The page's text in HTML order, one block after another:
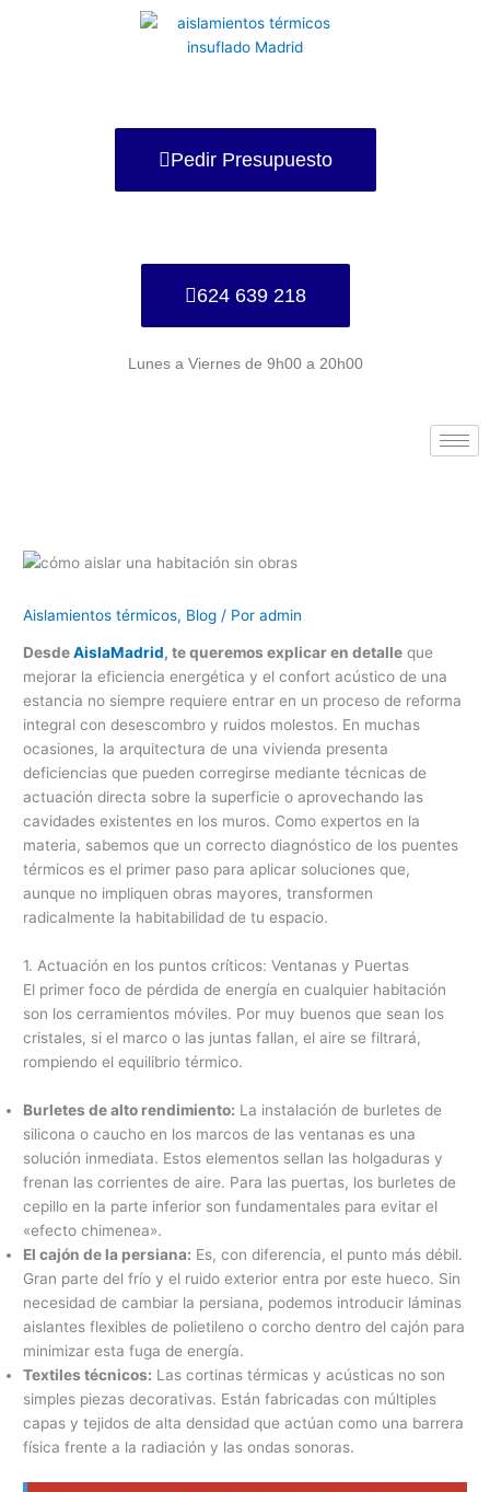
Pedir Presupuesto
624 639 218
Lunes a Viernes de 9h00 a 20h00
Aislamientos térmicos, Blog / Poradmin
DesdeAislaMadrid, te queremos explicar en detalle que
mejorar la eficiencia energética y el confort acústico de una
estancia no siempre requiere entrar en un proceso de reforma
integral con desescombro y ruidos molestos. En muchas
ocasiones, la arquitectura de una vivienda presenta
deficiencias que pueden corregirse mediante técnicas de
actuación directa sobre la superficie o aprovechando las
cavidades existentes en los muros. Como expertos en la
materia, sabemos que un correcto diagnóstico de los puentes
térmicos es el primer paso para aplicar soluciones que,
aunque no impliquen obras mayores, transformen
radicalmente la habitabilidad de tu espacio.
1. Actuación en los puntos críticos: Ventanas y Puertas
El primer foco de pérdida de energía en cualquier habitación
son los cerramientos móviles. Por muy buenos que sean los
cristales, si el marco o las juntas fallan, el aire se filtrará,
rompiendo el equilibrio térmico.
Burletes de alto rendimiento: La instalación de burletes de
silicona o caucho en los marcos de las ventanas es una
solución inmediata. Estos elementos sellan las holgaduras y
frenan las corrientes de aire. Para las puertas, los burletes de
cepillo en la parte inferior son fundamentales para evitar el
«efecto chimenea».
El cajón de la persiana: Es, con diferencia, el punto más débil.
Gran parte del frío y el ruido exterior entra por este hueco. Sin
necesidad de cambiar la persiana, podemos introducir láminas
aislantes flexibles de polietileno o corcho dentro del cajón para
minimizar esta fuga de energía.
Textiles técnicos: Las cortinas térmicas y acústicas no son
simples piezas decorativas. Están fabricadas con múltiples
capas y tejidos de alta densidad que actúan como una barrera
física frente a la radiación y las ondas sonoras.